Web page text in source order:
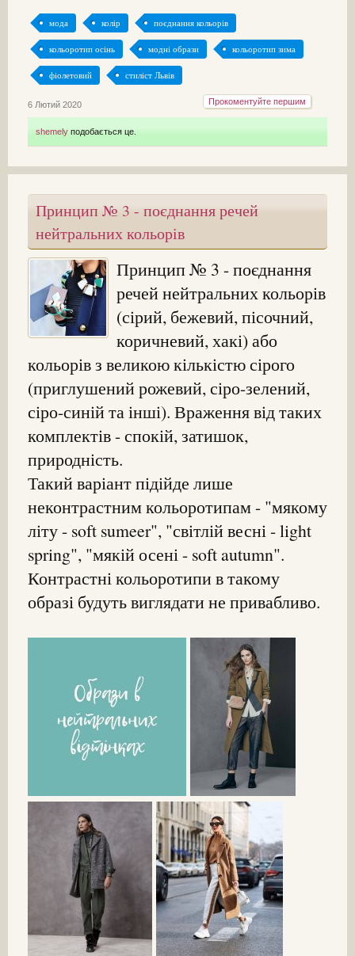
мода колір поєднання кольорів
кольоротип осінь модні образи кольоротип зима
фіолетовий стиліст Львів
Прокоментуйте першим
6 Лютий 2020
shemely подобається це.
Принцип № 3 - поєднання речей
нейтральних кольорів
Принцип № 3 - поєднання
речей нейтральних кольорів
(сірий, бежевий, пісочний,
коричневий, хакі) або
кольорів з великою кількістю сірого
(приглушений рожевий, сіро-зелений,
сіро-синій та інші). Враження від таких
комплектів - спокій, затишок,
природність.
Такий варіант підійде лише
неконтрастним кольоротипам - "мякому
літу - soft sumeer", "світлій весні - light
spring", "мякій осені - soft autumn".
Контрастні кольоротипи в такому
образі будуть виглядати не привабливо.